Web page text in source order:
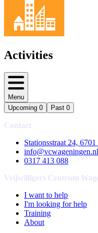
Activities
Menu
Upcoming 0 Past 0
Contact
Stationsstraat 24,
info@vcwageningen.nl
0317 413 088
Vrijwilligers Centrum
I want to help
I'm looking for help
Training
About